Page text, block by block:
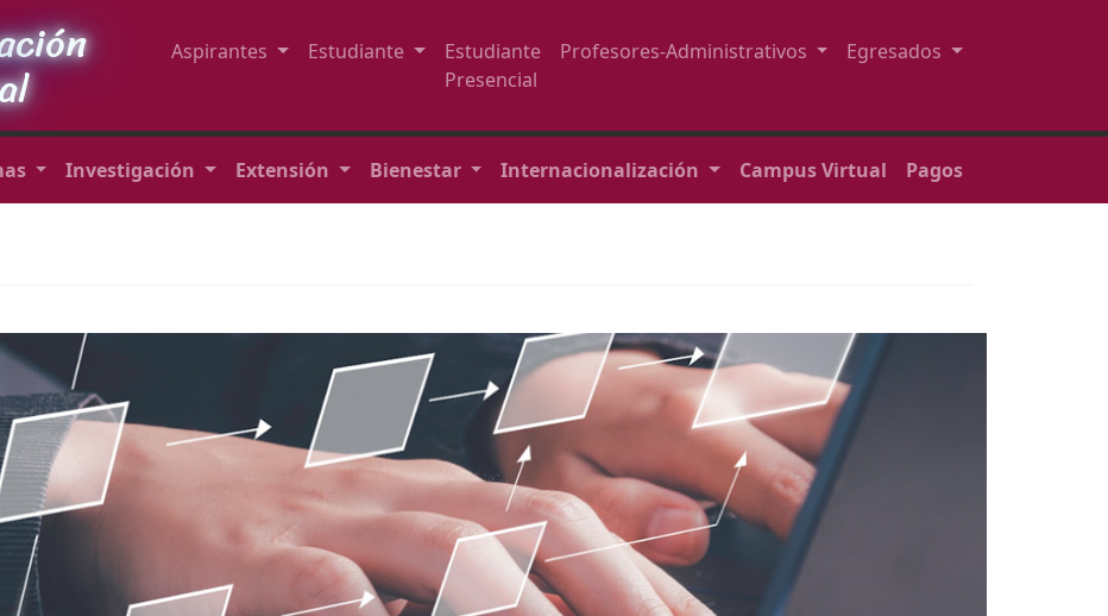
Aspirantes Estudiante
Estudiante
Presencial
Profesores-Administrativos Egresados
Investigación Extensión Bienestar Internacionalización Campus Virtual Pagos